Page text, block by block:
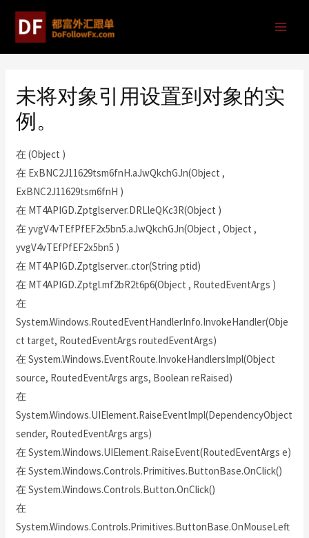
未将对象引用设置到对象的实
例。
在 (Object )
在 ExBNC2J11629tsm6fnH.aJwQkchGJn(Object ,
ExBNC2J11629tsm6fnH )
在 MT4APIGD.Zptglserver.DRLleQKc3R(Object )
在 yvgV4vTEfPfEF2x5bn5.aJwQkchGJn(Object , Object ,
yvgV4vTEfPfEF2x5bn5 )
在 MT4APIGD.Zptglserver..ctor(String ptid)
在 MT4APIGD.Zptgl.mf2bR2t6p6(Object , RoutedEventArgs )
在
System.Windows.RoutedEventHandlerInfo.InvokeHandler(Obje
ct target, RoutedEventArgs routedEventArgs)
在 System.Windows.EventRoute.InvokeHandlersImpl(Object
source, RoutedEventArgs args, Boolean reRaised)
在
System.Windows.UIElement.RaiseEventImpl(DependencyObject
sender, RoutedEventArgs args)
在 System.Windows.UIElement.RaiseEvent(RoutedEventArgs e)
在 System.Windows.Controls.Primitives.ButtonBase.OnClick()
在 System.Windows.Controls.Button.OnClick()
在
System.Windows.Controls.Primitives.ButtonBase.OnMouseLeft